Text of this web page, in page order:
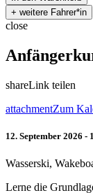
close
shareLink teilen
attachmentZum
12. September 2026
Wasserski,
Lerne die